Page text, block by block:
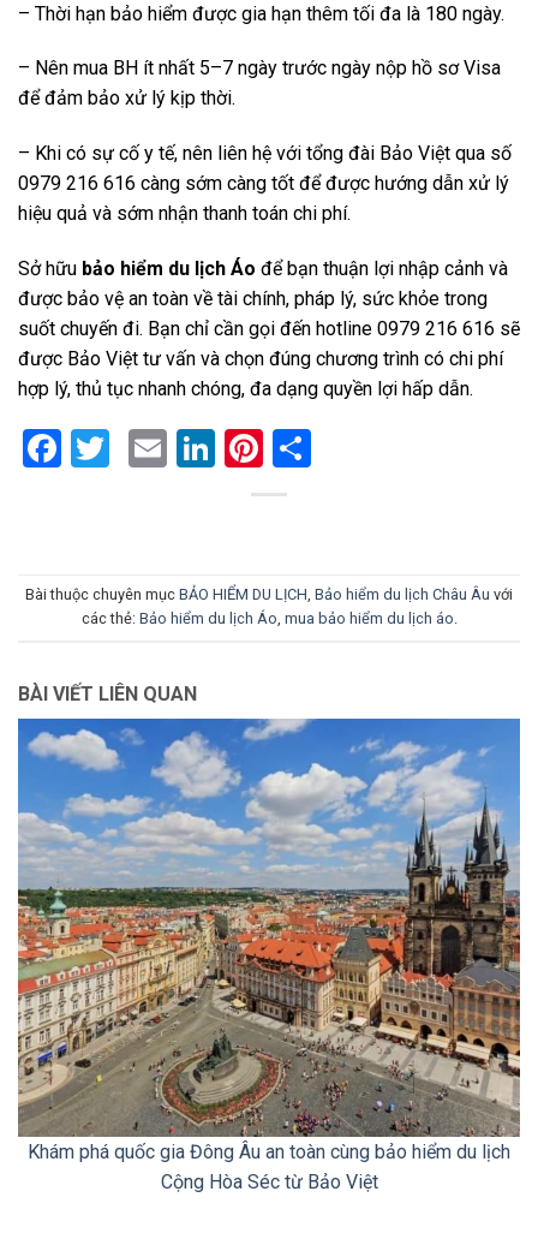
– Thời hạn bảo hiểm được gia hạn thêm tối đa là 180 ngày.
– Nên mua BH ít nhất 5–7 ngày trước ngày nộp hồ sơ Visa
để đảm bảo xử lý kịp thời.
– Khi có sự cố y tế, nên liên hệ với tổng đài Bảo Việt qua số
0979 216 616 càng sớm càng tốt để được hướng dẫn xử lý
hiệu quả và sớm nhận thanh toán chi phí.
Sở hữu bảo hiểm du lịch Áo để bạn thuận lợi nhập cảnh và
được bảo vệ an toàn về tài chính, pháp lý, sức khỏe trong
suốt chuyến đi. Bạn chỉ cần gọi đến hotline 0979 216 616 sẽ
được Bảo Việt tư vấn và chọn đúng chương trình có chi phí
hợp lý, thủ tục nhanh chóng, đa dạng quyền lợi hấp dẫn.
Facebook
Twitter
EmailLinkedIn
Pinterest
Bài thuộc chuyên mục BẢO HIỂM DU LỊCH, Bảo hiểm du lịch Châu Âu với
các thẻ: Bảo hiểm du lịch Áo, mua bảo hiểm du lịch áo.
BÀI VIẾT LIÊN QUAN
Khám phá quốc gia Đông Âu an toàn cùng bảo hiểm du lịch
Cộng Hòa Séc từ Bảo Việt